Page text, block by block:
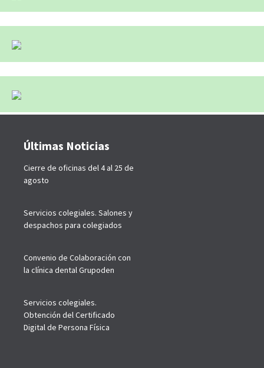
Últimas Noticias
Cierre de oficinas del 4 al 25 de
agosto
Servicios colegiales. Salones y
despachos para colegiados
Convenio de Colaboración con
la clínica dental Grupoden
Servicios colegiales.
Obtención del Certificado
Digital de Persona Física